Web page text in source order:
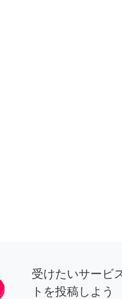
受けたいサービ
トを投稿しよう